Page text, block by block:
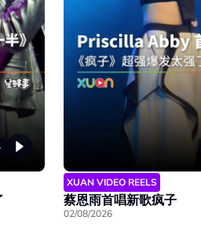
XUAN VIDEO REELS
蔡恩雨首唱新歌疯子
02/08/2026